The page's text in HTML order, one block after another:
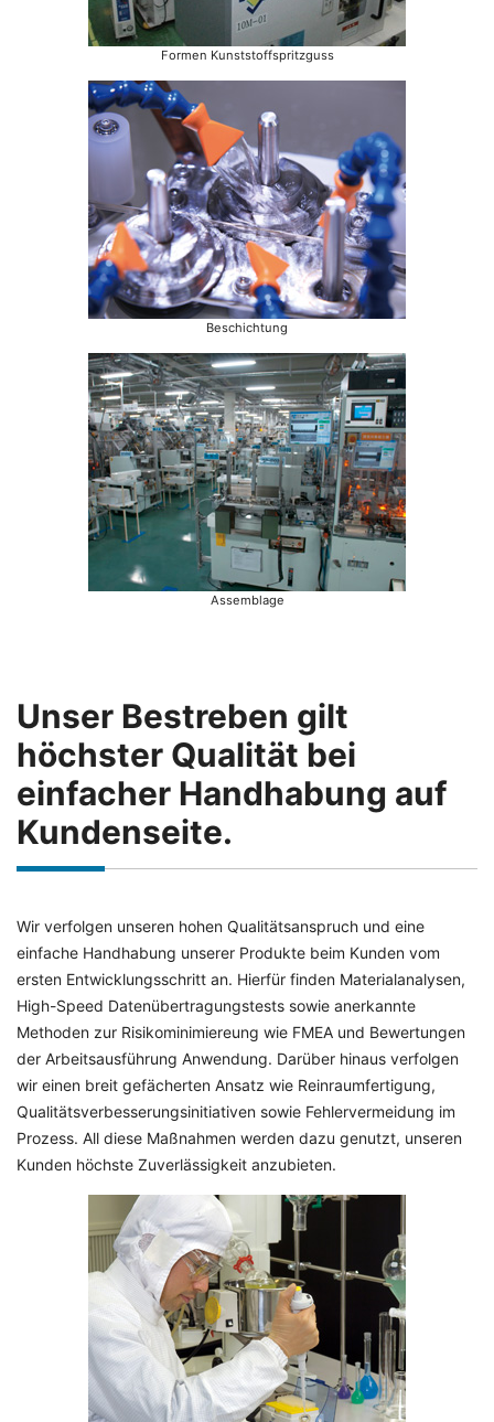
Formen Kunststoffspritzguss
Beschichtung
Assemblage
Unser Bestreben gilt
höchster Qualität bei
einfacher Handhabung auf
Kundenseite.
Wir verfolgen unseren hohen Qualitätsanspruch und eine
einfache Handhabung unserer Produkte beim Kunden vom
ersten Entwicklungsschritt an. Hierfür finden Materialanalysen,
High-Speed Datenübertragungstests sowie anerkannte
Methoden zur Risikominimiereung wie FMEA und Bewertungen
der Arbeitsausführung Anwendung. Darüber hinaus verfolgen
wir einen breit gefächerten Ansatz wie Reinraumfertigung,
Qualitätsverbesserungsinitiativen sowie Fehlervermeidung im
Prozess. All diese Maßnahmen werden dazu genutzt, unseren
Kunden höchste Zuverlässigkeit anzubieten.